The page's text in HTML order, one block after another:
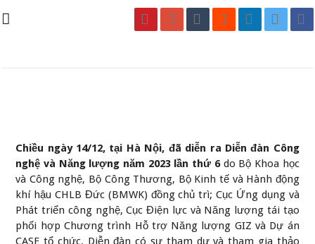
Chiều ngày 14/12, tại Hà Nội, đã diễn ra Diễn đàn Công
nghệ và Năng lượng năm 2023 lần thứ 6do Bộ Khoa học
và Công nghệ, Bộ Công Thương, Bộ Kinh tế và Hành động
khí hậu CHLB Đức (BMWK) đồng chủ trì; Cục Ứng dụng và
Phát triển công nghệ, Cục Điện lực và Năng lượng tái tạo
phối hợp Chương trình Hỗ trợ Năng lượng GIZ và Dự án
CASE tổ chức. Diễn đàn có sự tham dự và tham gia thảo